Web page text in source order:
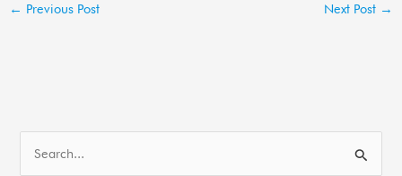
← Previous Post Next Post →